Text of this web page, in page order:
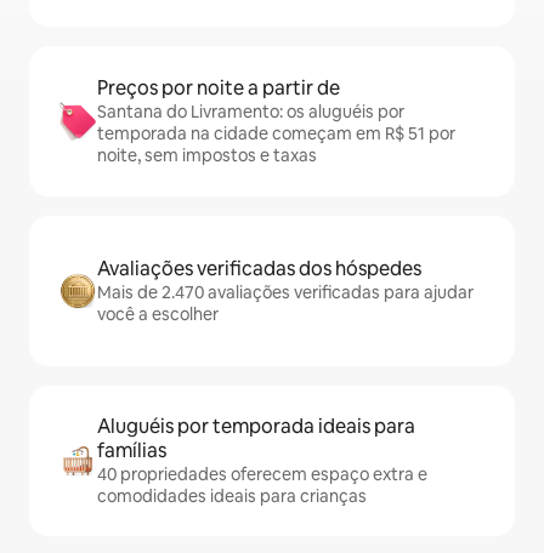
Preços por noite a partir de
Santana do Livramento: os aluguéis por
temporada na cidade começam em R$ 51 por
noite, sem impostos e taxas
Avaliações verificadas dos hóspedes
Mais de 2.470 avaliações verificadas para ajudar
você a escolher
Aluguéis por temporada ideais para
famílias
40 propriedades oferecem espaço extra e
comodidades ideais para crianças